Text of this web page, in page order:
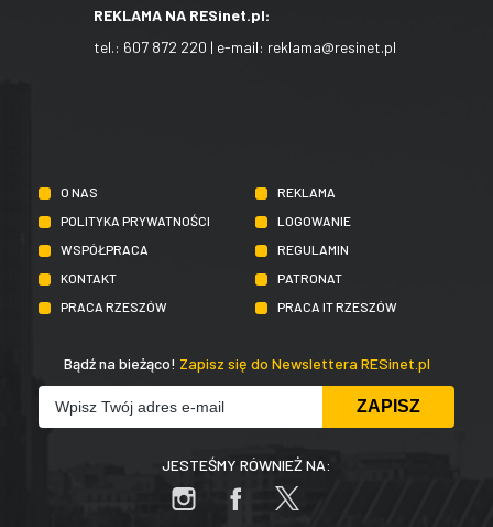
REKLAMA NA RESinet.pl:
tel.: 607 872 220 | e-mail: reklama@resinet.pl
O NAS
REKLAMA
POLITYKA PRYWATNOŚCI
LOGOWANIE
WSPÓŁPRACA
REGULAMIN
KONTAKT
PATRONAT
PRACA RZESZÓW
PRACA IT RZESZÓW
Bądź na bieżąco! Zapisz się do Newslettera RESinet.pl
JESTEŚMY RÓWNIEŻ NA: